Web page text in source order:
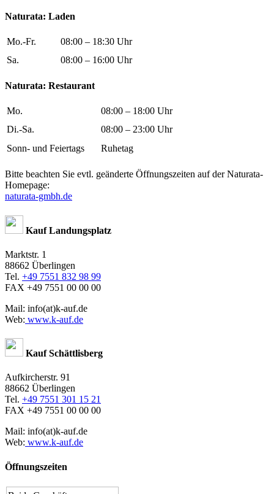
Naturata: Laden
Mo.-Fr.
08:00 – 18:30 Uhr
Sa.
08:00 – 16:00 Uhr
Naturata: Restaurant
Mo.
08:00 – 18:00 Uhr
Di.-Sa.
08:00 – 23:00 Uhr
Sonn- und Feiertags
Ruhetag
Bitte beachten Sie evtl. geänderte Öffnungszeiten auf der Naturata-
Homepage:
naturata-gmbh.de
Kauf Landungsplatz
Marktstr. 1
88662 Überlingen
Tel. +49 7551 832 98 99
FAX +49 7551 00 00 00
Mail: info(at)k-auf.de
Web: www.k-auf.de
Kauf Schättlisberg
Aufkircherstr. 91
88662 Überlingen
Tel. +49 7551 301 15 21
FAX +49 7551 00 00 00
Mail: info(at)k-auf.de
Web: www.k-auf.de
Öffnungszeiten